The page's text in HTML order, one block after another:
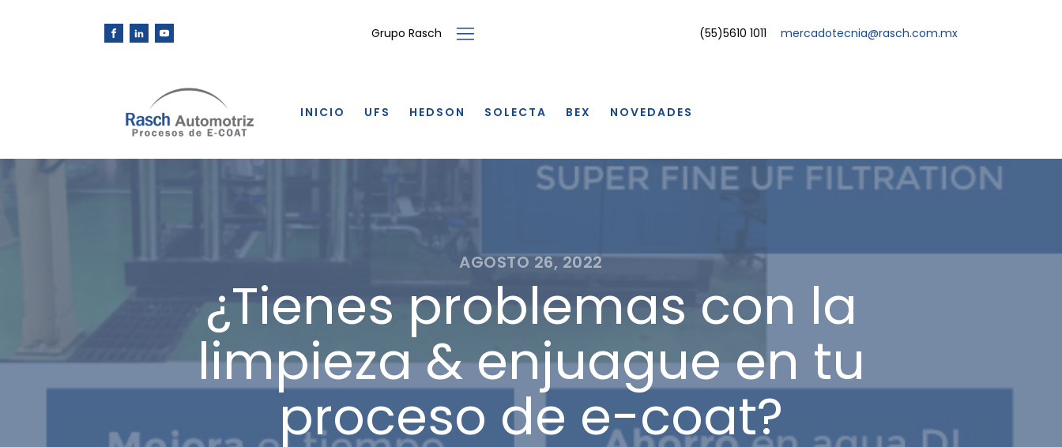
Grupo Rasch (55)5610 1011 mercadotecnia@rasch.com.mx
INICIO UFS HEDSON SOLECTA BEX NOVEDADES
AGOSTO 26, 2022
¿Tienes problemas con la
limpieza & enjuague en tu
proceso de e-coat?